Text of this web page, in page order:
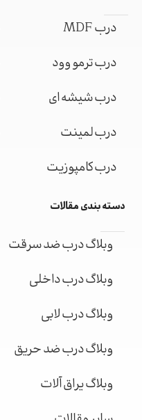
درب MDF
درب ترمو وود
درب شیشه ای
درب لمینت
درب کامپوزیت
دسته بندی مقالات
وبلاگ درب ضد سرقت
وبلاگ درب داخلی
وبلاگ درب لابی
وبلاگ درب ضد حریق
وبلاگ یراق آلات